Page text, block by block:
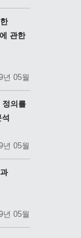
관한
년 05월
정의를
년 05월
년 05월